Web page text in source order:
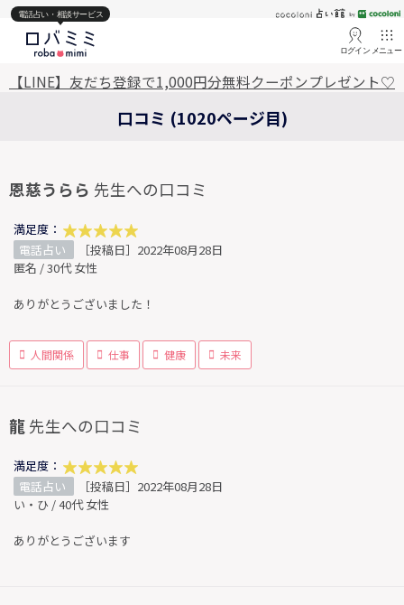
電話占い・相談サービス
ログイン メニュー
【LINE】友だち登録で1,000円分無料クーポンプレゼント♡
口コミ (1020ページ目)
恩慈うらら 先生への口コミ
満足度：
電話占い
［投稿日］2022年08月28日
匿名 / 30代 女性
ありがとうございました！
人間関係 仕事 健康 未来
龍 先生への口コミ
満足度：
電話占い
［投稿日］2022年08月28日
い・ひ / 40代 女性
ありがとうございます